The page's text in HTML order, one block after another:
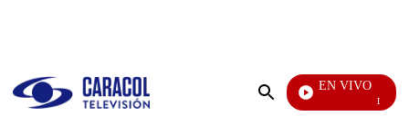
Enviar
EN VIVO
La Finca